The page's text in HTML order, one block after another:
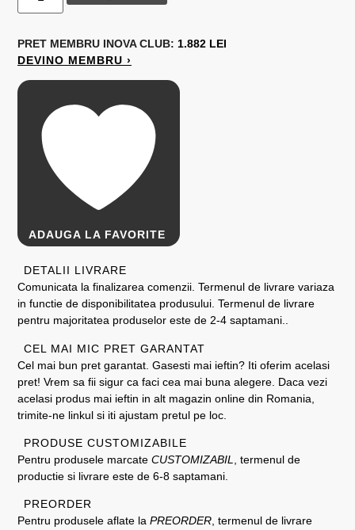
PRET MEMBRU INOVA CLUB: 1.882 LEI
DEVINO MEMBRU ›
ADAUGA LA FAVORITE
DETALII LIVRARE
Comunicata la finalizarea comenzii. Termenul de livrare variaza
in functie de disponibilitatea produsului. Termenul de livrare
pentru majoritatea produselor este de 2-4 saptamani..
CEL MAI MIC PRET GARANTAT
Cel mai bun pret garantat. Gasesti mai ieftin? Iti oferim acelasi
pret! Vrem sa fii sigur ca faci cea mai buna alegere. Daca vezi
acelasi produs mai ieftin in alt magazin online din Romania,
trimite-ne linkul si iti ajustam pretul pe loc.
PRODUSE CUSTOMIZABILE
Pentru produsele marcate CUSTOMIZABIL
, termenul de
productie si livrare este de 6-8 saptamani.
PREORDER
Pentru produsele aflate la PREORDER, termenul de livrare